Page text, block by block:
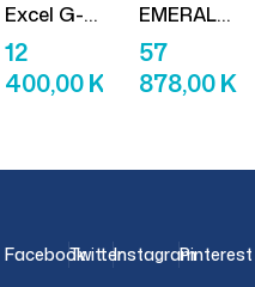
Excel G-
Explorer
24″
12
400,00KČ
EMERALD
Skládací
Dětský
57
878,00KČ
FacebookTwitterInstagramPinterest